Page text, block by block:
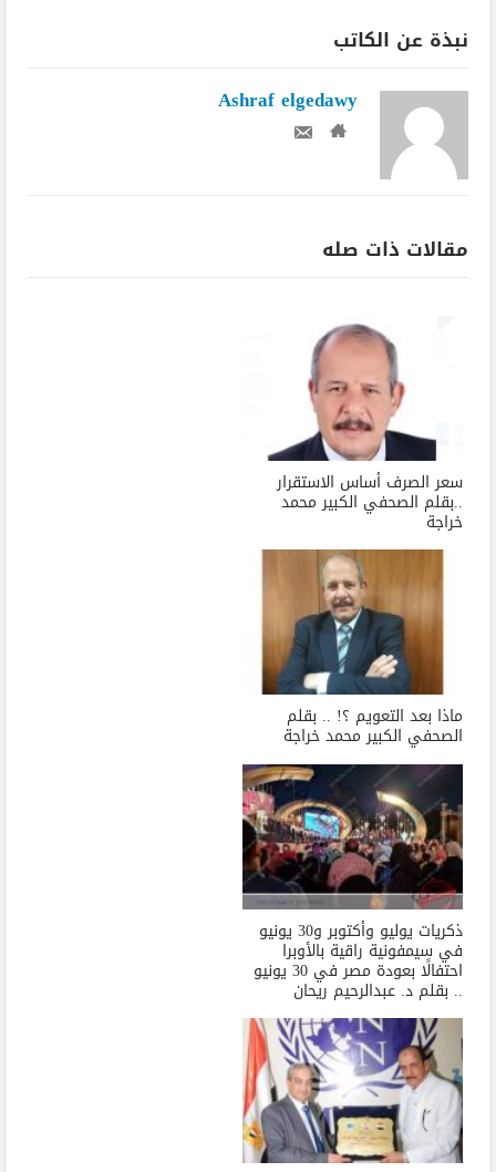
نبذة عن الكاتب
Ashraf elgedawy
مقالات ذات صله
سعر الصرف أساس الاستقرار
..بقلم الصحفي الكبير محمد
خراجة
ماذا بعد التعويم ؟! .. بقلم
الصحفي الكبير محمد خراجة
ذكريات يوليو وأكتوبر و30 يونيو
في سيمفونية راقية بالأوبرا
احتفالًا بعودة مصر في 30 يونيو
.. بقلم د. عبدالرحيم ريحان